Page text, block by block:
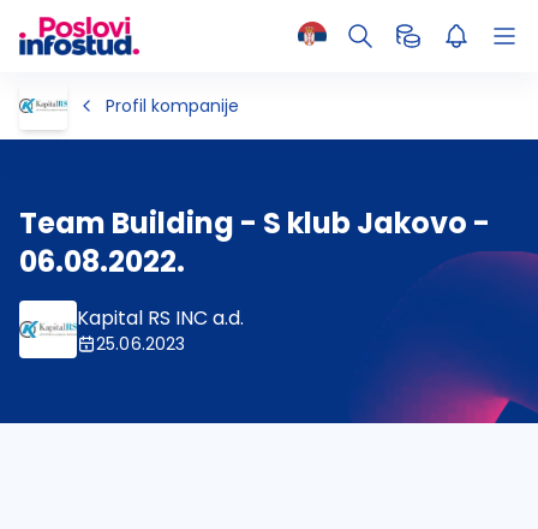
Profil kompanije
Team Building - S klub Jakovo -
06.08.2022.
Kapital RS INC a.d.
25.06.2023